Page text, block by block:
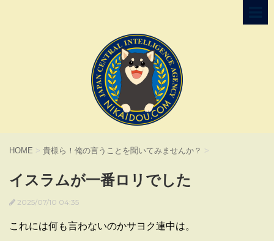
HOME > 貴様ら！俺の言うことを聞いてみませんか？ >
イスラムが一番ロリでした
2025/07/10 04:35
これには何も言わないのかサヨク連中は。